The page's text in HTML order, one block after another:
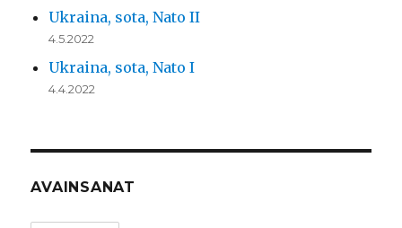
Ukraina, sota, Nato II
4.5.2022
Ukraina, sota, Nato I
4.4.2022
AVAINSANAT